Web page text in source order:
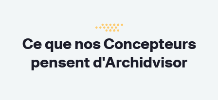
Ce que nos Concepteurs
pensent d'Archidvisor